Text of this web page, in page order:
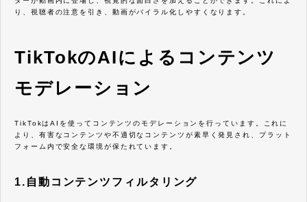
り、視聴者の注意を引き、動画がバイラル化しやすくなります。
TikTokのAIによるコンテンツ
モデレーション
TikTokはAIを使ってコンテンツのモデレーションを行っています。これに
より、有害なコンテンツや不適切なコンテンツが素早く発見され、プラット
フォーム内で安全な環境が保たれています。
1.自動コンテンツフィルタリング